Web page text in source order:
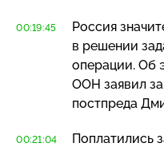
00:19:45
Россия
в решении
операции. Об
ООН заявил
постпреда
00:21:04
Поплатились